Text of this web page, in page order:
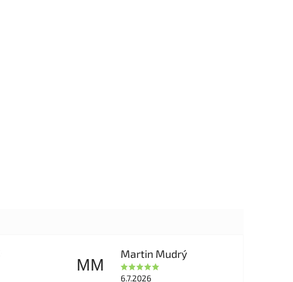
MM
Martin Mudrý
6.7.2026